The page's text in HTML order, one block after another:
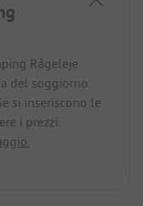
Rågeleje
del soggiorno
si inseriscono le
i prezzi.